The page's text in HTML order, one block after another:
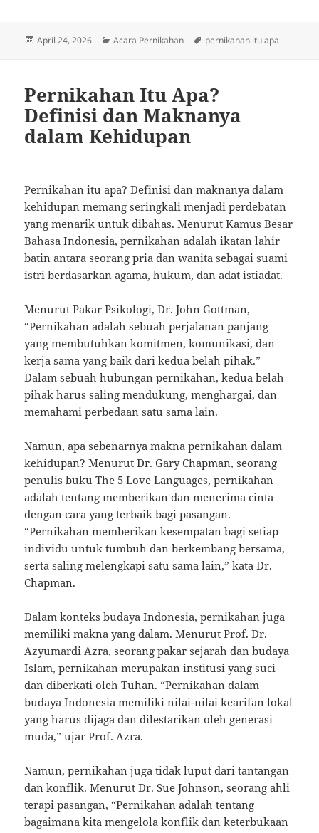
Posted
April 24, 2026 Categories
Acara Pernikahan Tags
pernikahan itu apa
Pernikahan Itu Apa?
Definisi dan Maknanya
dalam Kehidupan
Pernikahan itu apa? Definisi dan maknanya dalam
kehidupan memang seringkali menjadi perdebatan
yang menarik untuk dibahas. Menurut Kamus Besar
Bahasa Indonesia, pernikahan adalah ikatan lahir
batin antara seorang pria dan wanita sebagai suami
istri berdasarkan agama, hukum, dan adat istiadat.
Menurut Pakar Psikologi, Dr. John Gottman,
“Pernikahan adalah sebuah perjalanan panjang
yang membutuhkan komitmen, komunikasi, dan
kerja sama yang baik dari kedua belah pihak.”
Dalam sebuah hubungan pernikahan, kedua belah
pihak harus saling mendukung, menghargai, dan
memahami perbedaan satu sama lain.
Namun, apa sebenarnya makna pernikahan dalam
kehidupan? Menurut Dr. Gary Chapman, seorang
penulis buku The 5 Love Languages, pernikahan
adalah tentang memberikan dan menerima cinta
dengan cara yang terbaik bagi pasangan.
“Pernikahan memberikan kesempatan bagi setiap
individu untuk tumbuh dan berkembang bersama,
serta saling melengkapi satu sama lain,” kata Dr.
Chapman.
Dalam konteks budaya Indonesia, pernikahan juga
memiliki makna yang dalam. Menurut Prof. Dr.
Azyumardi Azra, seorang pakar sejarah dan budaya
Islam, pernikahan merupakan institusi yang suci
dan diberkati oleh Tuhan. “Pernikahan dalam
budaya Indonesia memiliki nilai-nilai kearifan lokal
yang harus dijaga dan dilestarikan oleh generasi
muda,” ujar Prof. Azra.
Namun, pernikahan juga tidak luput dari tantangan
dan konflik. Menurut Dr. Sue Johnson, seorang ahli
terapi pasangan, “Pernikahan adalah tentang
bagaimana kita mengelola konflik dan keterbukaan